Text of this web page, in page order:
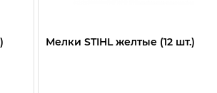
Мелки STIHL желтые (12 шт.)